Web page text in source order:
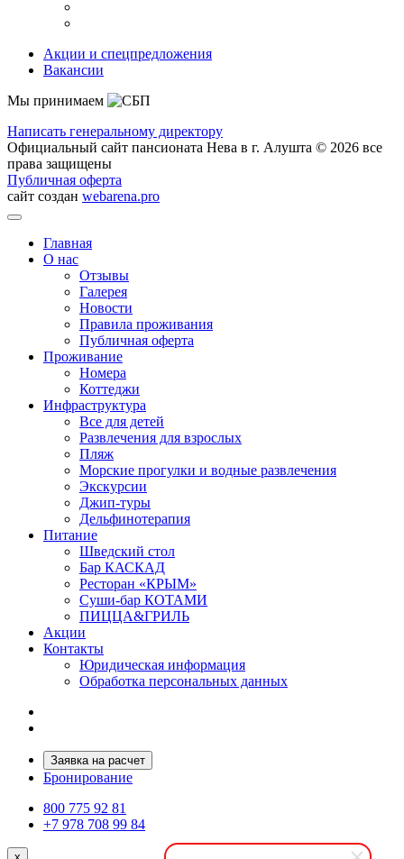
Акции и спецпредложения
Вакансии
Мы принимаем
Написать генеральному директору
Официальный сайт пансионата Нева в г. Алушта © 2026 все
права защищены
Публичная оферта
сайт создан webarena.pro
Главная
О нас
Отзывы
Галерея
Новости
Правила проживания
Публичная оферта
Проживание
Номера
Коттеджи
Инфраструктура
Все для детей
Развлечения для взрослых
Пляж
Морские прогулки и водные развлечения
Экскурсии
Джип-туры
Дельфинотерапия
Питание
Шведский стол
Бар КАСКАД
Ресторан «КРЫМ»
Суши-бар КОТАМИ
ПИЦЦА&ГРИЛЬ
Акции
Контакты
Юридическая информация
Обработка персональных данных
Заявка на расчет
Бронирование
800 775 92 81
+7 978 708 99 84